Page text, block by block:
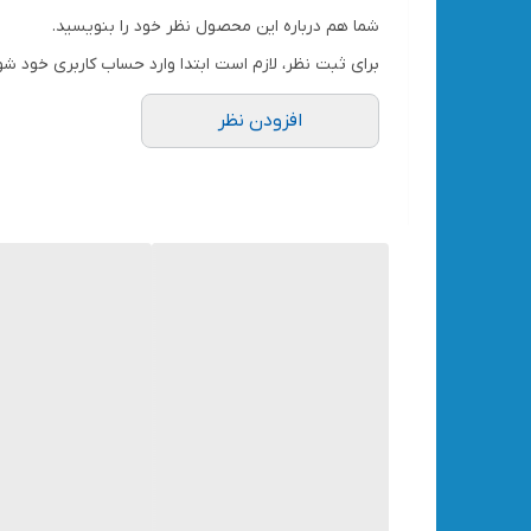
شما هم درباره این محصول نظر خود را بنویسید.
برای ثبت نظر، لازم است ابتدا وارد حساب کاربری خود
افزودن نظر